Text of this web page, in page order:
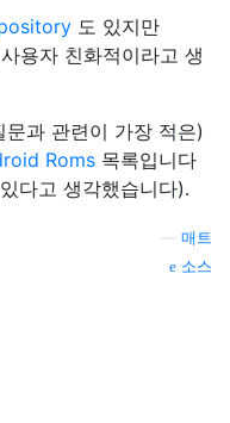
도 있지만
용자 친화적이라고 생
과 관련이 가장 적은)
Roms 목록입니다
다고 생각했습니다).
매트
소스